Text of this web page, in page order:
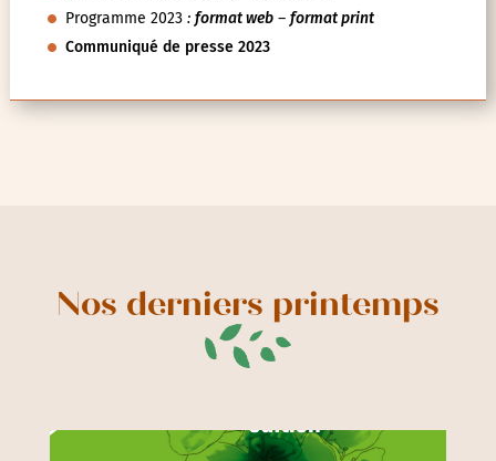
Programme 2023 : format web– format print
Communiqué de presse 2023
Nos derniers printemps